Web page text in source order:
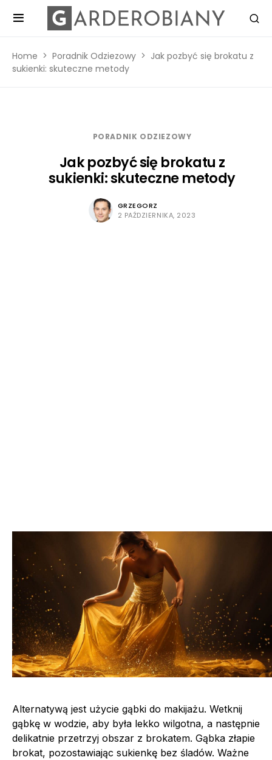
Home Poradnik Odziezowy
Jak pozbyć się brokatu z
sukienki: skuteczne metody
PORADNIK ODZIEZOWY
Jak pozbyć się brokatu z
sukienki: skuteczne metody
GRZEGORZ
2 PAŹDZIERNIKA, 2023
Alternatywą jest użycie gąbki do makijażu. Wetknij
gąbkę w wodzie, aby była lekko wilgotna, a następnie
delikatnie przetrzyj obszar z brokatem. Gąbka złapie
brokat, pozostawiając sukienkę bez śladów. Ważne